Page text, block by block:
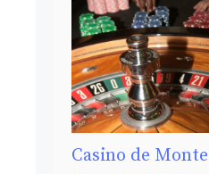
Casino de